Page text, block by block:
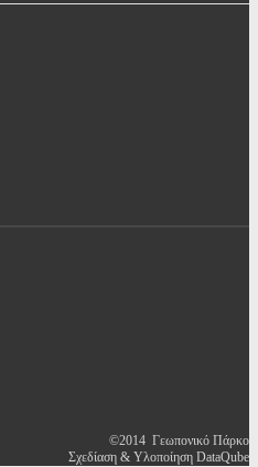
©2014 Γεωπονικό Πάρκο
Σχεδίαση & Υλοποίηση DataQube